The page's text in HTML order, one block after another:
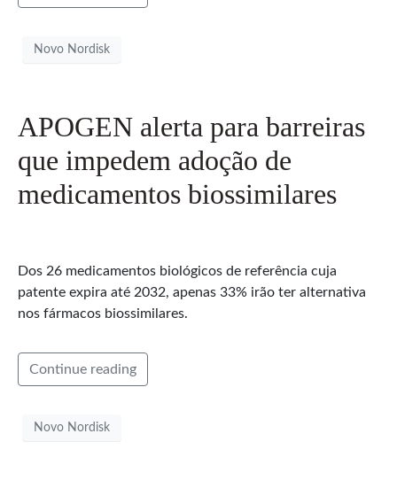
Novo Nordisk
APOGEN alerta para barreiras
que impedem adoção de
medicamentos biossimilares
Dos 26 medicamentos biológicos de referência cuja
patente expira até 2032, apenas 33% irão ter alternativa
nos fármacos biossimilares.
Continue reading
Novo Nordisk